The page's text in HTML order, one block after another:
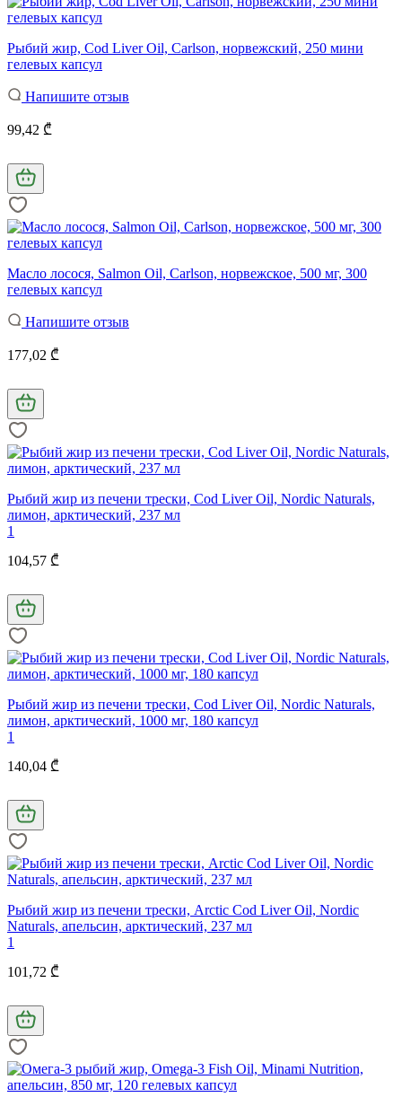
Рыбий жир, Cod Liver Oil, Carlson, норвежский, 250 мини
гелевых капсул
Напишите отзыв
99,42 ₾
Масло лосося, Salmon Oil, Carlson, норвежское, 500 мг, 300
гелевых капсул
Напишите отзыв
177,02 ₾
Рыбий жир из печени трески, Cod Liver Oil, Nordic Naturals,
лимон, арктический, 237 мл
1
104,57 ₾
Рыбий жир из печени трески, Cod Liver Oil, Nordic Naturals,
лимон, арктический, 1000 мг, 180 капсул
1
140,04 ₾
Рыбий жир из печени трески, Arctic Cod Liver Oil, Nordic
Naturals, апельсин, арктический, 237 мл
1
101,72 ₾